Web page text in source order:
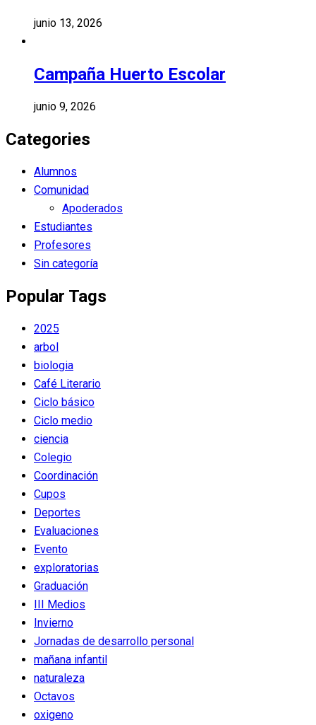
junio 13, 2026
Campaña Huerto Escolar
junio 9, 2026
Categories
Alumnos
Comunidad
Apoderados
Estudiantes
Profesores
Sin categoría
Popular Tags
2025
arbol
biologia
Café Literario
Ciclo básico
Ciclo medio
ciencia
Colegio
Coordinación
Cupos
Deportes
Evaluaciones
Evento
exploratorias
Graduación
III Medios
Invierno
Jornadas de desarrollo personal
mañana infantil
naturaleza
Octavos
oxigeno